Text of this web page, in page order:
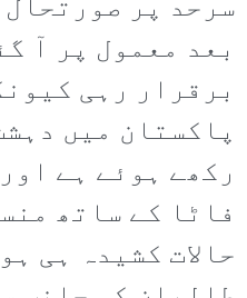
سرحد پر
بعد معمول پر آ
برقرار رہی
پاکستان میں
رکھے ہوئے ہے
فاٹا کے ساتھ
حالات کشیدہ ہی